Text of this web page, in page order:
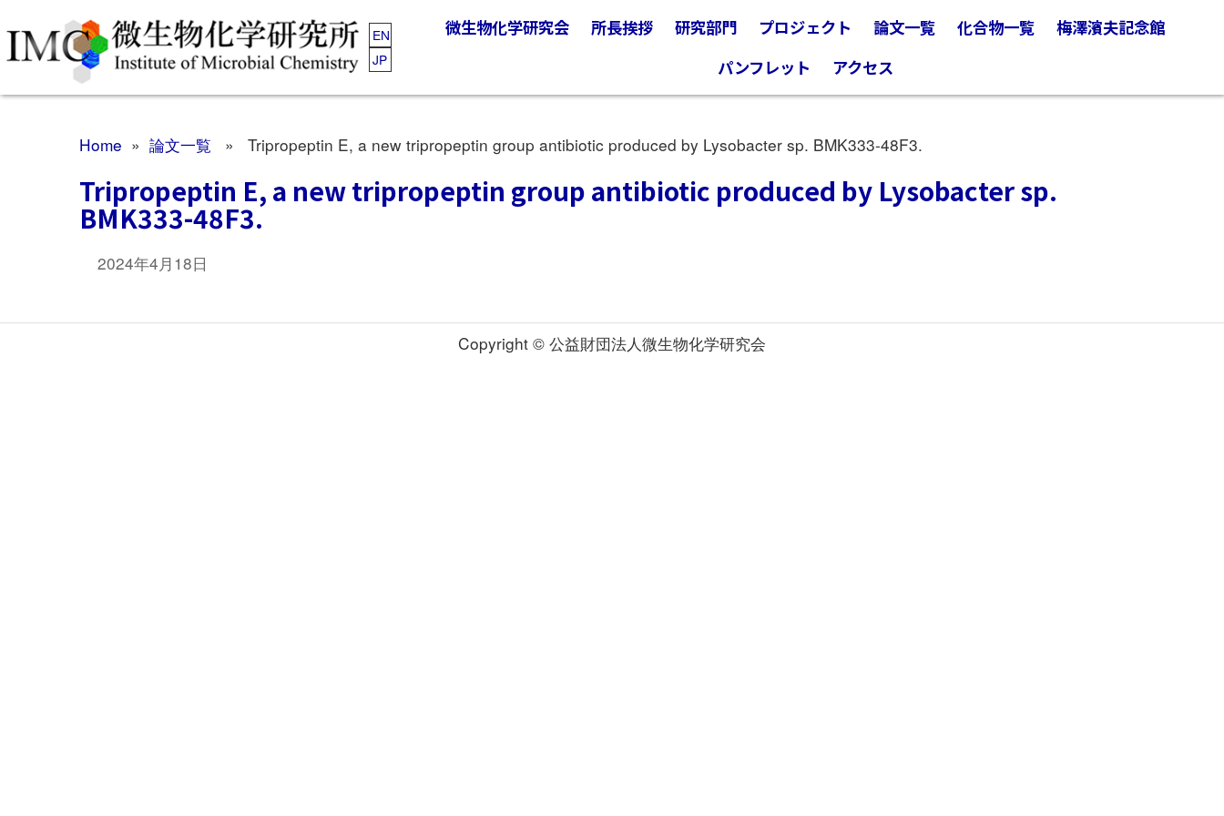
EN
JP
微生物化学研究会 所長挨拶 研究部門 プロジェクト 論文一覧 化合物一覧
梅澤濱夫記念館
パンフレット
アクセス
Home » 論文一覧 » Tripropeptin E, a new tripropeptin group antibiotic produced by Lysobacter sp. BMK333-48F3.
Tripropeptin E, a new tripropeptin group antibiotic produced by Lysobacter sp.
BMK333-48F3.
2024年4月18日
Copyright © 公益財団法人微生物化学研究会